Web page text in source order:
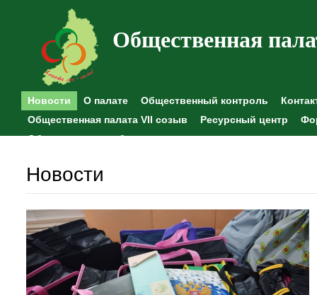
Общественная
Новости О палате Общественный контроль
Общественная палата VII созыв
Ресурсный центр
Общественные наблюдения
Новости